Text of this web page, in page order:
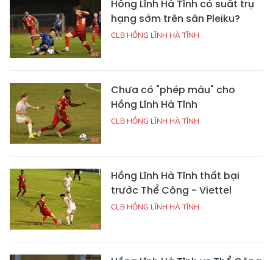
Hồng Lĩnh Hà Tĩnh có suất trụ
hạng sớm trên sân Pleiku?
CLB HỒNG LĨNH HÀ TĨNH
Chưa có "phép màu" cho
Hồng Lĩnh Hà Tĩnh
CLB HỒNG LĨNH HÀ TĨNH
Hồng Lĩnh Hà Tĩnh thất bại
trước Thể Công - Viettel
CLB HỒNG LĨNH HÀ TĨNH